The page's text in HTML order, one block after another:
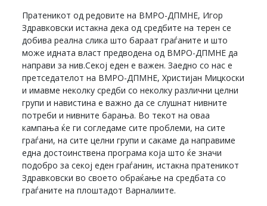
Пратеникот од редовите на ВМРО-ДПМНЕ, Игор
Здравковски истакна дека од средбите на терен се
добива реална слика што бараат граѓаните и што
може идната власт предводена од ВМРО-ДПМНЕ да
направи за нив.Секој еден е важен. Заедно со нас е
претседателот на ВМРО-ДПМНЕ, Христијан Мицкоски
и имавме неколку средби со неколку различни целни
групи и навистина е важно да се слушнат нивните
потреби и нивните барања. Во текот на оваа
кампања ќе ги согледаме сите проблеми, на сите
граѓани, на сите целни групи и сакаме да направиме
една достоинствена програма која што ќе значи
подобро за секој еден граѓанин, истакна пратеникот
Здравковски во своето обраќање на средбата со
граѓаните на плоштадот Варналиите.